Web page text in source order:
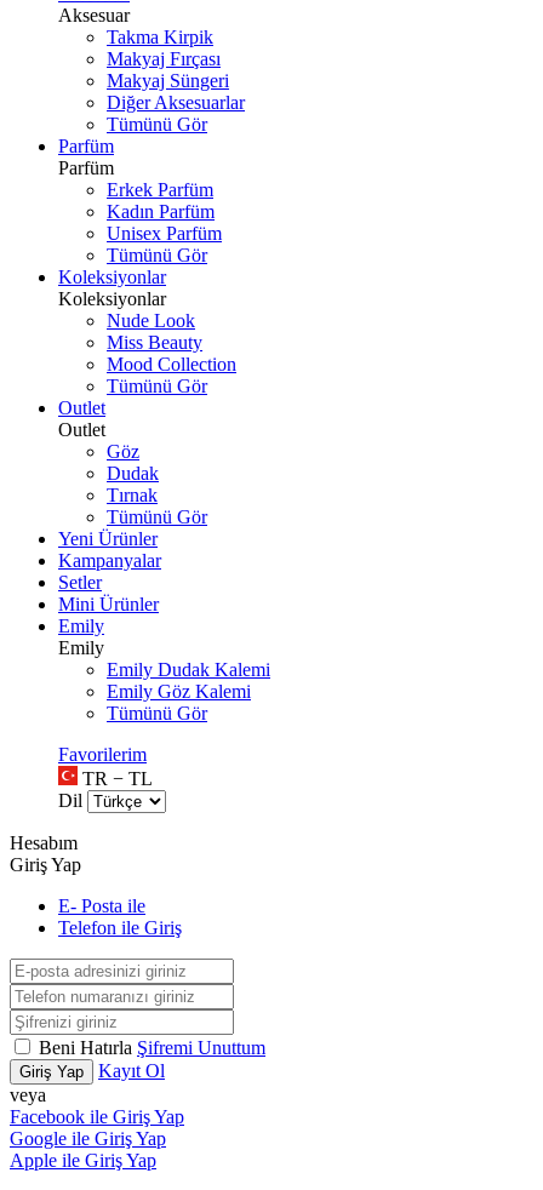
Aksesuar
Takma Kirpik
Makyaj Fırçası
Makyaj Süngeri
Diğer Aksesuarlar
Tümünü Gör
Parfüm
Parfüm
Erkek Parfüm
Kadın Parfüm
Unisex Parfüm
Tümünü Gör
Koleksiyonlar
Koleksiyonlar
Nude Look
Miss Beauty
Mood Collection
Tümünü Gör
Outlet
Outlet
Göz
Dudak
Tırnak
Tümünü Gör
Yeni Ürünler
Kampanyalar
Setler
Mini Ürünler
Emily
Emily
Emily Dudak Kalemi
Emily Göz Kalemi
Tümünü Gör
Favorilerim
TR − TL
Dil
Hesabım
Giriş Yap
E- Posta ile
Telefon ile Giriş
Beni Hatırla Şifremi Unuttum
Giriş Yap
Kayıt Ol
veya
Facebook ile Giriş Yap
Google ile Giriş Yap
Apple ile Giriş Yap